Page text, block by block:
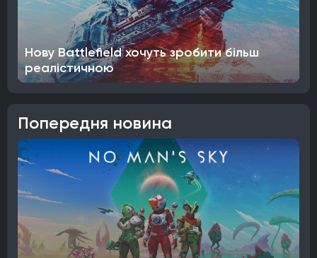
Нову Battlefield хочуть зробити більш
реалістичною
Попередня новина